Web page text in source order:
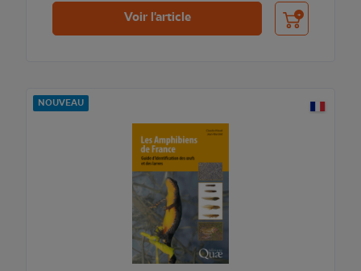
Voir l'article Ajouter au
NOUVEAU